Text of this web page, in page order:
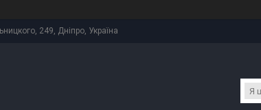
249, Дніпро, Україна